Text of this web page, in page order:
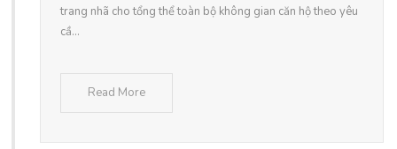
trang nhã cho tổng thể toàn bộ không gian căn hộ theo yêu
cầ...
Read More